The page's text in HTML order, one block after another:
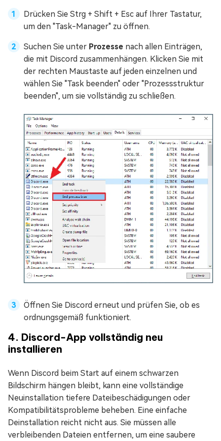
Drücken Sie Strg + Shift + Esc auf Ihrer Tastatur,
um den "Task-Manager" zu öffnen.
Suchen Sie unter Prozesse nach allen Einträgen,
die mit Discord zusammenhängen. Klicken Sie mit
der rechten Maustaste auf jeden einzelnen und
wählen Sie "Task beenden" oder "Prozessstruktur
beenden", um sie vollständig zu schließen.
Öffnen Sie Discord erneut und prüfen Sie, ob es
ordnungsgemäß funktioniert.
4. Discord-App vollständig neu
installieren
Wenn Discord beim Start auf einem schwarzen
Bildschirm hängen bleibt, kann eine vollständige
Neuinstallation tiefere Dateibeschädigungen oder
Kompatibilitätsprobleme beheben. Eine einfache
Deinstallation reicht nicht aus. Sie müssen alle
verbleibenden Dateien entfernen, um eine saubere